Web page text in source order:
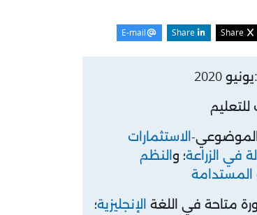
Share
Share
E-mail
2020
الموضوعي- الاستثمارات
في الزراعة؛ و النظم
المستدامة
متاحة في اللغة الإنجليزية؛